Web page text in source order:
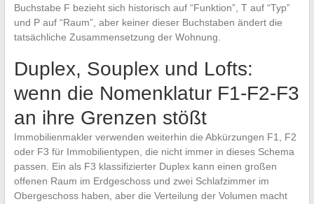
Buchstabe F bezieht sich historisch auf “Funktion”, T auf “Typ”
und P auf “Raum”, aber keiner dieser Buchstaben ändert die
tatsächliche Zusammensetzung der Wohnung.
Duplex, Souplex und Lofts:
wenn die Nomenklatur F1-F2-F3
an ihre Grenzen stößt
Immobilienmakler verwenden weiterhin die Abkürzungen F1, F2
oder F3 für Immobilientypen, die nicht immer in dieses Schema
passen. Ein als F3 klassifizierter Duplex kann einen großen
offenen Raum im Erdgeschoss und zwei Schlafzimmer im
Obergeschoss haben, aber die Verteilung der Volumen macht